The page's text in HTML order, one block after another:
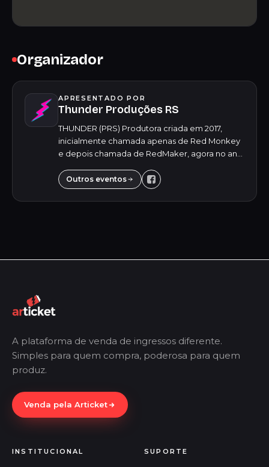
Organizador
APRESENTADO POR
Thunder Produções RS
THUNDER (PRS) Produtora criada em 2017,
inicialmente chamada apenas de Red Monkey
e depois chamada de RedMaker, agora no ano
de inovar mais uma vez, atualizar o nome da
produt...
Outros eventos
A plataforma de venda de ingressos diferente.
Simples para quem compra, poderosa para quem
produz.
Venda pela Articket
INSTITUCIONAL SUPORTE